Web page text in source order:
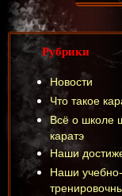
Рубрики
Новости
Что такое
Всё о школе
каратэ
Наши
Наши учебно-